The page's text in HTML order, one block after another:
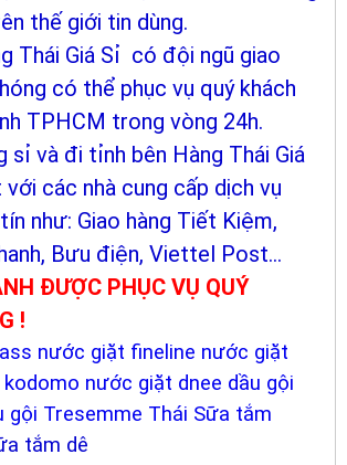
thế giới tin dùng.
Thái Giá Sỉ có đội ngũ giao
có thể phục vụ quý khách
TPHCM trong vòng 24h.
sỉ và đi tỉnh bên Hàng Thái Giá
các nhà cung cấp dịch vụ
như: Giao hàng Tiết Kiệm,
Bưu điện, Viettel Post...
ĐƯỢC PHỤC VỤ QUÝ
!
nước giặt fineline nước giặt
nước giặt dnee dầu gội
gội Tresemme Thái Sữa tắm
tắm dê